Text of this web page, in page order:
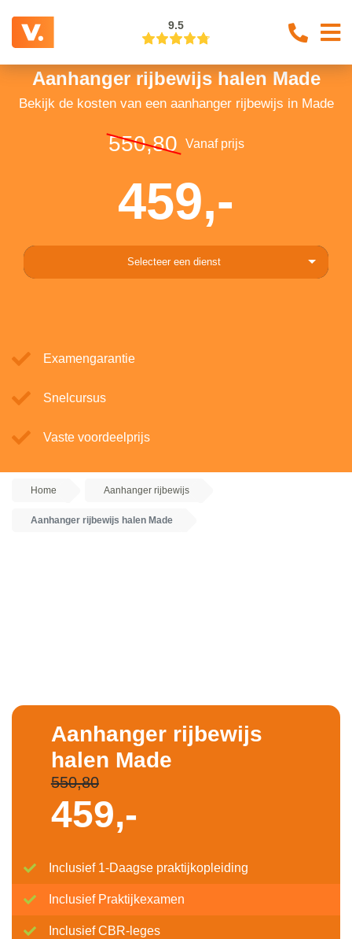
9.5
Aanhanger rijbewijs halen Made
Bekijk de kosten van een aanhanger rijbewijs in Made
550,80 Vanaf prijs
459,-
Selecteer een dienst
Examengarantie
Snelcursus
Vaste voordeelprijs
Home Aanhanger rijbewijs
Aanhanger rijbewijs halen Made
Aanhanger rijbewijs
halen Made
550,80
459,-
Inclusief 1-Daagse praktijkopleiding
Inclusief Praktijkexamen
Inclusief CBR-leges